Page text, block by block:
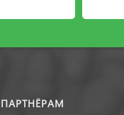
ПАРТНЁРАМ